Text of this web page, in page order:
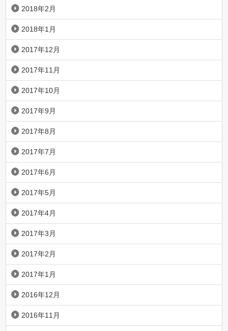
2018年2月
2018年1月
2017年12月
2017年11月
2017年10月
2017年9月
2017年8月
2017年7月
2017年6月
2017年5月
2017年4月
2017年3月
2017年2月
2017年1月
2016年12月
2016年11月